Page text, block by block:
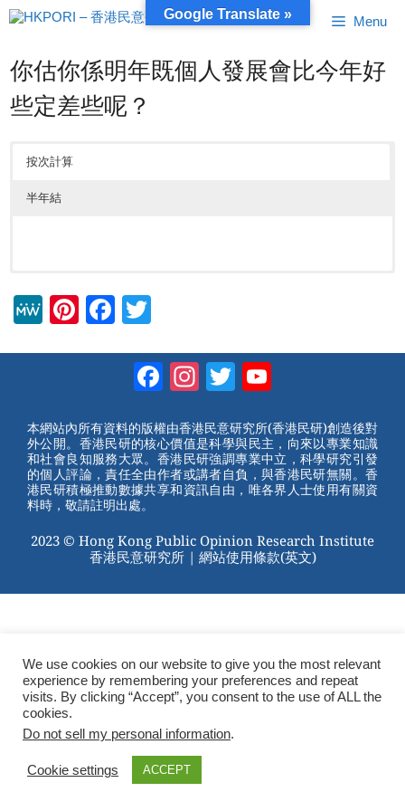
跳
至
Menu
你估你係明年既個人發展會比今年好
些定差些呢？
按次計算
半年結
M
Pi
st
F
b
o
o
k
tt
er
Facebook
Instagram
Twitter
本網站內所有資料的版權由香港民意研究所(香港民研)創造後對
外公開。香港民研的核心價值是科學與民主，向來以專業知識
和社會良知服務大眾。香港民研強調專業中立，科學研究引發
的個人評論，責任全由作者或講者自負，與香港民研無關。香
港民研積極推動數據共享和資訊自由，唯各界人士使用有關資
料時，敬請註明出處。
2023 © Hong Kong Public Opinion Research Institute
香港民意研究所 | 網站使用條款(英文)
We use cookies on our website to give you the most relevant
experience by remembering your preferences and repeat
visits. By clicking “Accept”, you consent to the use of ALL the
cookies.
Do not sell my personal information.
Cookie settings ACCEPT
Google Translate »